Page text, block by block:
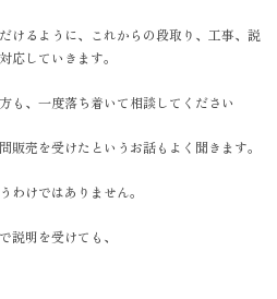
けるように、これからの段取り、工事、説
応していきます。
も、一度落ち着いて相談してください
販売を受けたというお話もよく聞きます。
わけではありません。
説明を受けても、